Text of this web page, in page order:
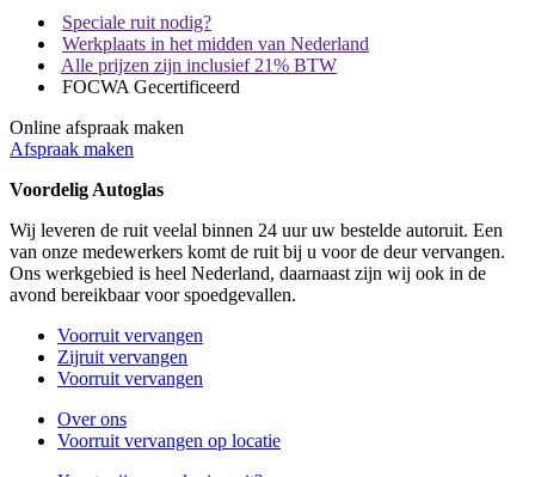
Speciale ruit nodig?
Werkplaats in het midden van Nederland
Alle prijzen zijn inclusief 21% BTW
FOCWA Gecertificeerd
Online afspraak maken
Afspraak maken
Voordelig Autoglas
Wij leveren de ruit veelal binnen 24 uur uw bestelde autoruit. Een
van onze medewerkers komt de ruit bij u voor de deur vervangen.
Ons werkgebied is heel Nederland, daarnaast zijn wij ook in de
avond bereikbaar voor spoedgevallen.
Voorruit vervangen
Zijruit vervangen
Voorruit vervangen
Over ons
Voorruit vervangen op locatie